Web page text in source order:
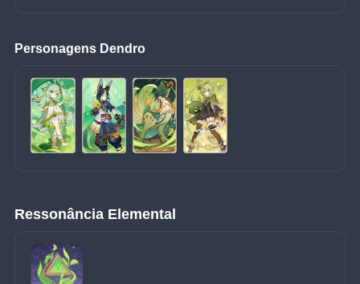
Personagens Dendro
Ressonância Elemental